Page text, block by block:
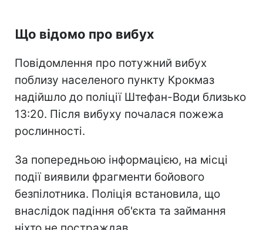
Що відомо про вибух
Повідомлення про потужний вибух
поблизу населеного пункту Крокмаз
надійшло до поліції Штефан-Води близько
13:20. Після вибуху почалася пожежа
рослинності.
За попередньою інформацією, на місці
події виявили фрагменти бойового
безпілотника. Поліція встановила, що
внаслідок падіння об'єкта та займання